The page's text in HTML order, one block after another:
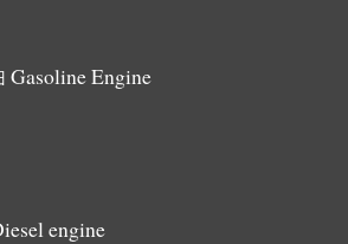
Gasoline Engine
engine